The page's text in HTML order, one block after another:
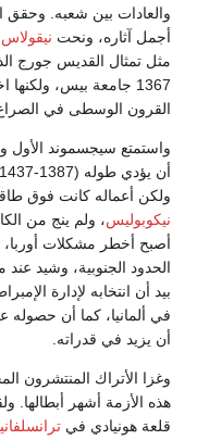
والعادات بين شعبه. وحقق
أجمل آثاره، ونحت
مثل تمثال القديس جورج
1367 جامعة بيس،
القرون الوسطى في
واستمتع سيجسموند
ولكن أعماله كانت فوق
نيكوبوليس، ولم ينج من
أصبح أخطر مشكلات أوربا،
الحدود الجنوبية، وشيد
بيد أن انتخابه لإدارة
في ألمانيا، كما أن حصوله
أن يزيد في قدراته.
وغزا الأتراك المنتشرون
هذه الأزمة أشهر
قلعة هونيادي في